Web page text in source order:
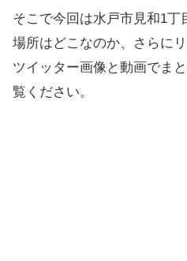
そこで今回は水戸市見和1
場所はどこなのか、さらに
ツイッター画像と動画でま
覧ください。